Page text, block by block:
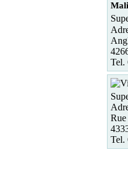
Tel.
Tel.